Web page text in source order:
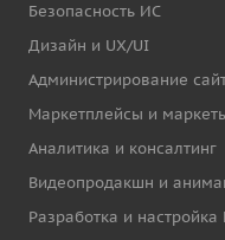
Безопасность ИС
Дизайн и UX/UI
Администрирование
Маркетплейсы и
Аналитика и консалтинг
Видеопродакшн и
Разработка и настройка